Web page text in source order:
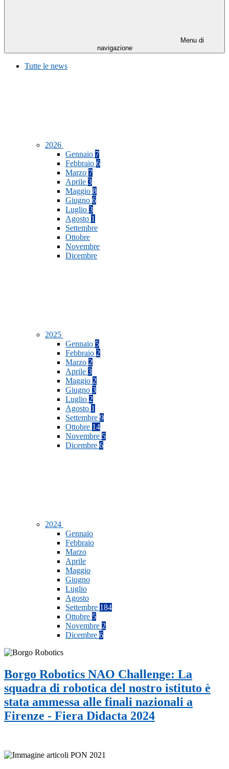
Menu di
navigazione
Tutte le news
2026
Gennaio 7
Febbraio 6
Marzo 7
Aprile 3
Maggio 8
Giugno 6
Luglio 3
Agosto 1
Settembre
Ottobre
Novembre
Dicembre
2025
Gennaio 5
Febbraio 2
Marzo 2
Aprile 3
Maggio 2
Giugno 3
Luglio 2
Agosto 1
Settembre 9
Ottobre 14
Novembre 5
Dicembre 6
2024
Gennaio
Febbraio
Marzo
Aprile
Maggio
Giugno
Luglio
Agosto
Settembre 184
Ottobre 5
Novembre 2
Dicembre 6
Borgo Robotics NAO Challenge: La
squadra di robotica del nostro istituto è
stata ammessa alle finali nazionali a
Firenze - Fiera Didacta 2024